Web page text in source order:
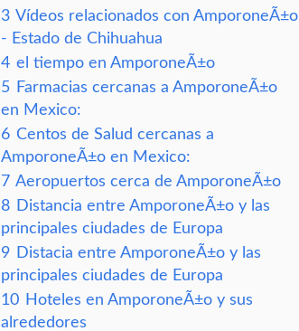
3 Vídeos relacionados con AmporoneÃ±o
- Estado de Chihuahua
4 el tiempo en AmporoneÃ±o
5 Farmacias cercanas a AmporoneÃ±o
en Mexico:
6 Centos de Salud cercanas a
AmporoneÃ±o en Mexico:
7 Aeropuertos cerca de AmporoneÃ±o
8 Distancia entre AmporoneÃ±o y las
principales ciudades de Europa
9 Distacia entre AmporoneÃ±o y las
principales ciudades de Europa
10 Hoteles en AmporoneÃ±o y sus
alrededores